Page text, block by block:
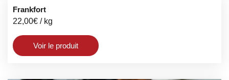
Frankfort
22,00€ / kg
Voir le produit